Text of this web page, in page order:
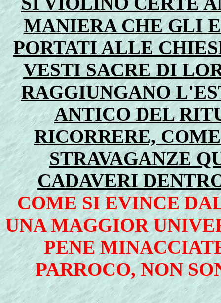
MANIERA CHE GLI
PORTATI ALLE
VESTI SACRE DI
RAGGIUNGANO
ANTICO DEL
RICORRERE,
STRAVAGANZE
CADAVERI
COME SI EVINCE
UNA MAGGIOR
PENE
PARROCO, NON